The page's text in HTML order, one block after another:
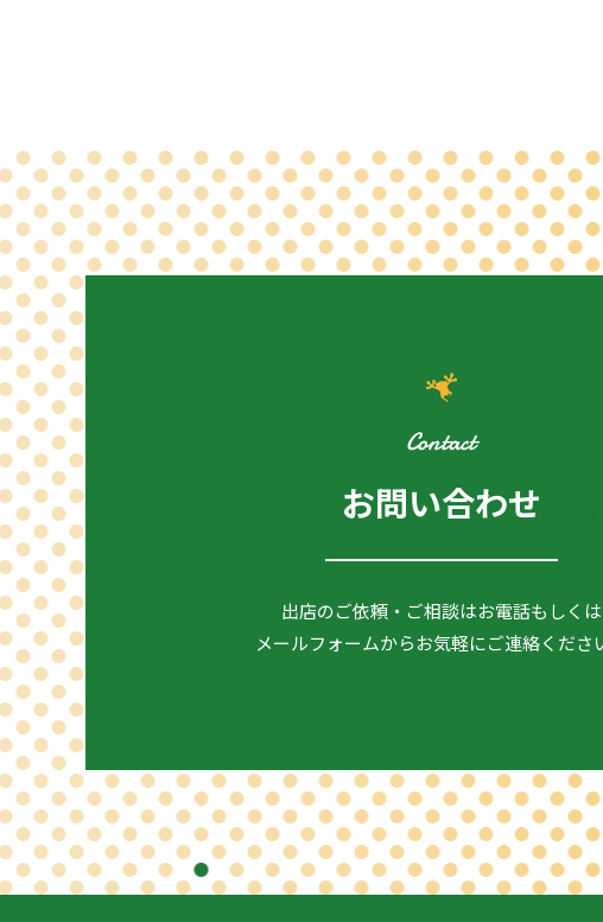
Contact
お問い合わせ
出店のご依頼・ご相談はお電話もしくは
メールフォームからお気軽にご連絡くださ